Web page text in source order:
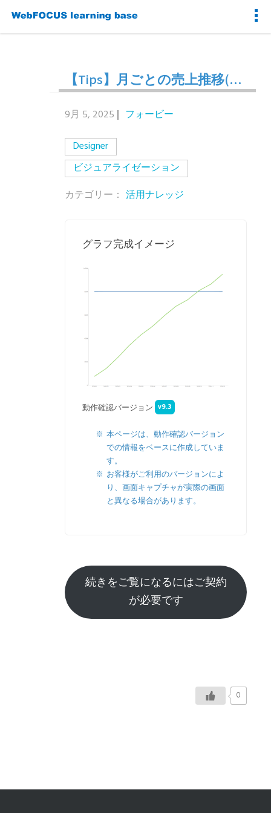
【Tips】月ごとの売上推移(累計)を視覚化したい
9月 5, 2025
フォービー
Designer
ビジュアライゼーション
カテゴリー： 活用ナレッジ
グラフ完成イメージ
動作確認バージョン v9.3
本ページは、動作確認バージョン
での情報をベースに作成していま
す。
お客様がご利用のバージョンによ
り、画面キャプチャが実際の画面
と異なる場合があります。
続きをご覧になるにはご契約
が必要です
0